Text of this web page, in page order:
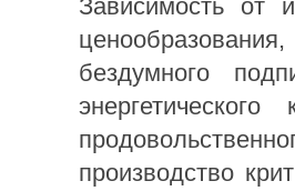
Зависимость от
бездумного
производство